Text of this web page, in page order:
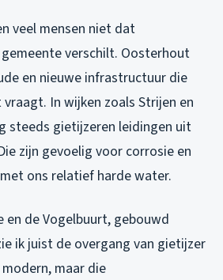
veel mensen niet dat
verschilt. Oosterhout
en nieuwe infrastructuur die
In wijken zoals Strijen en
steeds gietijzeren leidingen uit
zijn gevoelig voor corrosie en
ons relatief harde water.
en de Vogelbuurt, gebouwd
ik juist de overgang van gietijzer
maar die